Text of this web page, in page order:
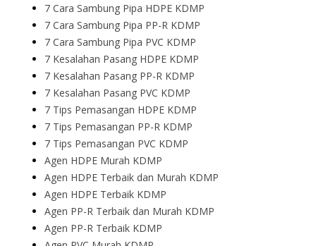
7 Cara Sambung Pipa HDPE KDMP
7 Cara Sambung Pipa PP-R KDMP
7 Cara Sambung Pipa PVC KDMP
7 Kesalahan Pasang HDPE KDMP
7 Kesalahan Pasang PP-R KDMP
7 Kesalahan Pasang PVC KDMP
7 Tips Pemasangan HDPE KDMP
7 Tips Pemasangan PP-R KDMP
7 Tips Pemasangan PVC KDMP
Agen HDPE Murah KDMP
Agen HDPE Terbaik dan Murah KDMP
Agen HDPE Terbaik KDMP
Agen PP-R Terbaik dan Murah KDMP
Agen PP-R Terbaik KDMP